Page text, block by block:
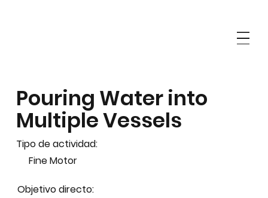
Pouring Water into
Multiple Vessels
Tipo de actividad:
Fine Motor
Objetivo directo: